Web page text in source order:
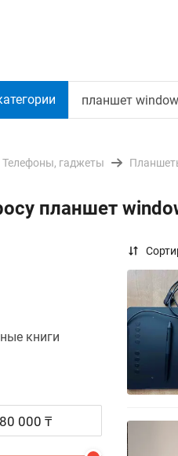
Телефоны, гаджеты
планшет
книги